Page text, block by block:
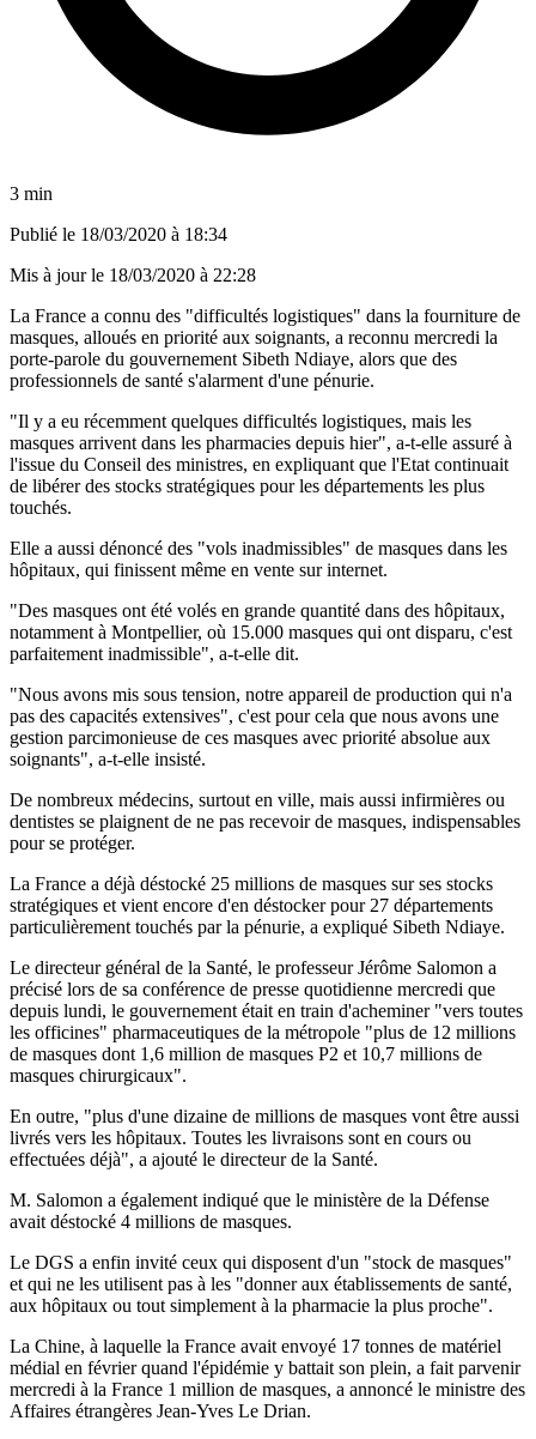
3 min
Publié le 18/03/2020 à 18:34
Mis à jour le 18/03/2020 à 22:28
La France a connu des "difficultés logistiques" dans la fourniture de
masques, alloués en priorité aux soignants, a reconnu mercredi la
porte-parole du gouvernement Sibeth Ndiaye, alors que des
professionnels de santé s'alarment d'une pénurie.
"Il y a eu récemment quelques difficultés logistiques, mais les
masques arrivent dans les pharmacies depuis hier", a-t-elle assuré à
l'issue du Conseil des ministres, en expliquant que l'Etat continuait
de libérer des stocks stratégiques pour les départements les plus
touchés.
Elle a aussi dénoncé des "vols inadmissibles" de masques dans les
hôpitaux, qui finissent même en vente sur internet.
"Des masques ont été volés en grande quantité dans des hôpitaux,
notamment à Montpellier, où 15.000 masques qui ont disparu, c'est
parfaitement inadmissible", a-t-elle dit.
"Nous avons mis sous tension, notre appareil de production qui n'a
pas des capacités extensives", c'est pour cela que nous avons une
gestion parcimonieuse de ces masques avec priorité absolue aux
soignants", a-t-elle insisté.
De nombreux médecins, surtout en ville, mais aussi infirmières ou
dentistes se plaignent de ne pas recevoir de masques, indispensables
pour se protéger.
La France a déjà déstocké 25 millions de masques sur ses stocks
stratégiques et vient encore d'en déstocker pour 27 départements
particulièrement touchés par la pénurie, a expliqué Sibeth Ndiaye.
Le directeur général de la Santé, le professeur Jérôme Salomon a
précisé lors de sa conférence de presse quotidienne mercredi que
depuis lundi, le gouvernement était en train d'acheminer "vers toutes
les officines" pharmaceutiques de la métropole "plus de 12 millions
de masques dont 1,6 million de masques P2 et 10,7 millions de
masques chirurgicaux".
En outre, "plus d'une dizaine de millions de masques vont être aussi
livrés vers les hôpitaux. Toutes les livraisons sont en cours ou
effectuées déjà", a ajouté le directeur de la Santé.
M. Salomon a également indiqué que le ministère de la Défense
avait déstocké 4 millions de masques.
Le DGS a enfin invité ceux qui disposent d'un "stock de masques"
et qui ne les utilisent pas à les "donner aux établissements de santé,
aux hôpitaux ou tout simplement à la pharmacie la plus proche".
La Chine, à laquelle la France avait envoyé 17 tonnes de matériel
médial en février quand l'épidémie y battait son plein, a fait parvenir
mercredi à la France 1 million de masques, a annoncé le ministre des
Affaires étrangères Jean-Yves Le Drian.